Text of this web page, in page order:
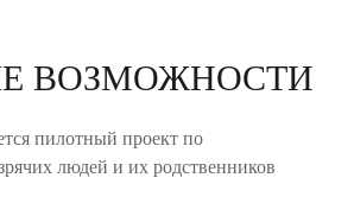
ВОЗМОЖНОСТИ
пилотный проект по
людей и их родственников